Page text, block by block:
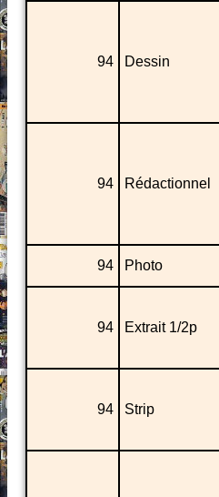
94 Dessin
94 Rédactionnel
94 Photo
94 Extrait 1/2p
94 Strip